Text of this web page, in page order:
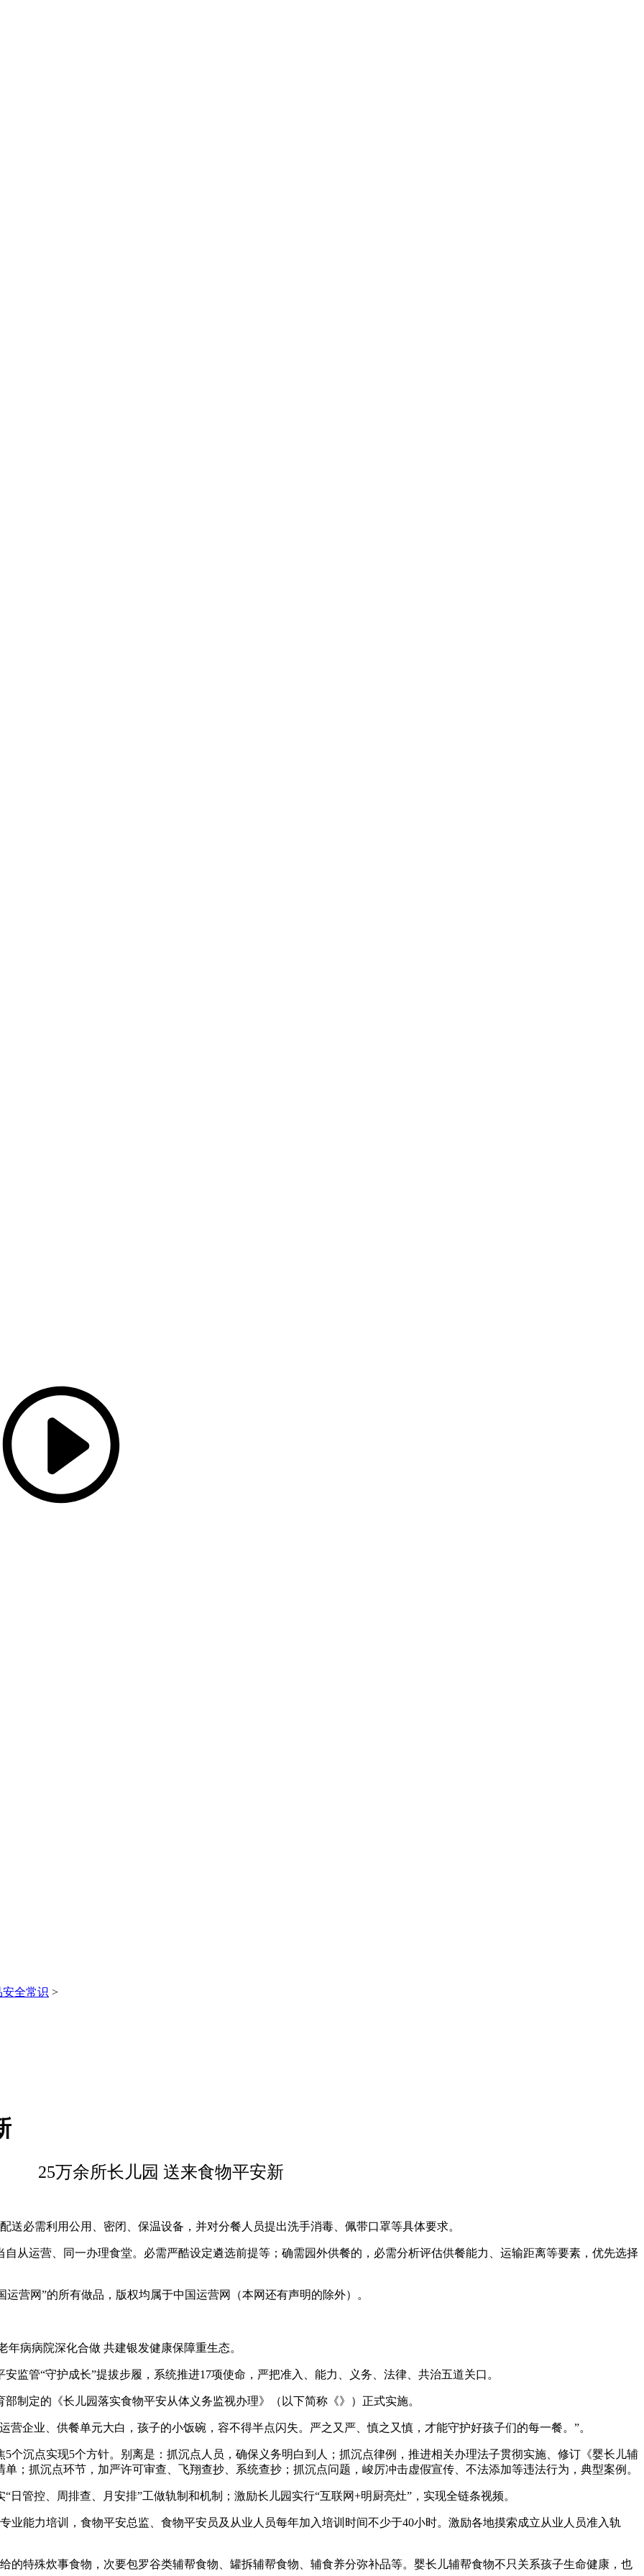
安全常识 >
25万余所长儿园 送来食物平安新
需利用公用、密闭、保温设备，并对分餐人员提出洗手消毒、佩带口罩等具体要求。
运营、同一办理食堂。必需严酷设定遴选前提等；确需园外供餐的，必需分析评估供餐能力、运输距离等要素，优先选择
网”的所有做品，版权均属于中国运营网（本网还有声明的除外）。
病院深化合做 共建银发健康保障重生态。
管“守护成长”提拔步履，系统推进17项使命，严把准入、能力、义务、法律、共治五道关口。
定的《长儿园落实食物平安从体义务监视办理》（以下简称《》）正式实施。
业、供餐单元大白，孩子的小饭碗，容不得半点闪失。严之又严、慎之又慎，才能守护好孩子们的每一餐。”。
点实现5个方针。别离是：抓沉点人员，确保义务明白到人；抓沉点律例，推进相关办理法子贯彻实施、修订《婴长儿辅
；抓沉点环节，加严许可审查、飞翔查抄、系统查抄；抓沉点问题，峻厉冲击虚假宣传、不法添加等违法行为，典型案例。
控、周排查、月安排”工做轨制和机制；激励长儿园实行“互联网+明厨亮灶”，实现全链条视频。
力培训，食物平安总监、食物平安员及从业人员每年加入培训时间不少于40小时。激励各地摸索成立从业人员准入轨
殊炊事食物，次要包罗谷类辅帮食物、罐拆辅帮食物、辅食养分弥补品等。婴长儿辅帮食物不只关系孩子生命健康，也